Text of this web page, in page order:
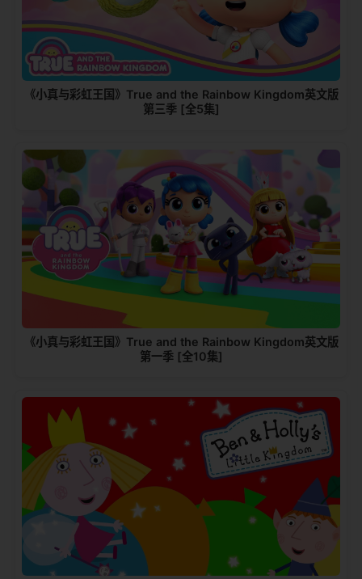
《小真与彩虹王国》True and the Rainbow Kingdom英文版
第三季 [全5集]
《小真与彩虹王国》True and the Rainbow Kingdom英文版
第一季 [全10集]